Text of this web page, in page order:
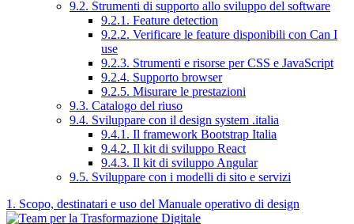
9.2. Strumenti di supporto allo sviluppo del software
9.2.1. Feature detection
9.2.2. Verificare le feature disponibili con Can I
use
9.2.3. Strumenti e risorse per CSS e JavaScript
9.2.4. Supporto browser
9.2.5. Misurare le prestazioni
9.3. Catalogo del riuso
9.4. Sviluppare con il design system .italia
9.4.1. Il framework Bootstrap Italia
9.4.2. Il kit di sviluppo React
9.4.3. Il kit di sviluppo Angular
9.5. Sviluppare con i modelli di sito e servizi
1. Scopo, destinatari e uso del Manuale operativo di design